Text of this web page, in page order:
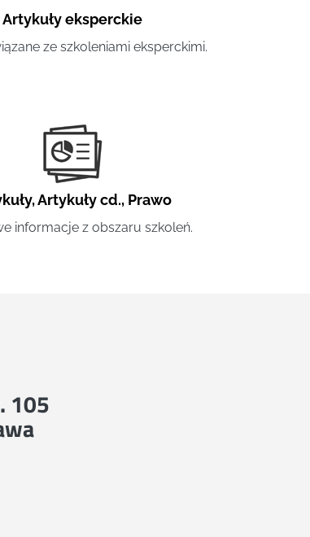
Artykuły eksperckie
ze szkoleniami eksperckimi.
,Artykuły cd., Prawo
informacje z obszaru szkoleń.
105